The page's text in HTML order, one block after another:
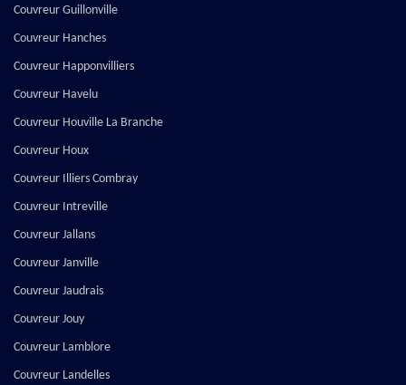
Couvreur Guillonville
Couvreur Hanches
Couvreur Happonvilliers
Couvreur Havelu
Couvreur Houville La Branche
Couvreur Houx
Couvreur Illiers Combray
Couvreur Intreville
Couvreur Jallans
Couvreur Janville
Couvreur Jaudrais
Couvreur Jouy
Couvreur Lamblore
Couvreur Landelles